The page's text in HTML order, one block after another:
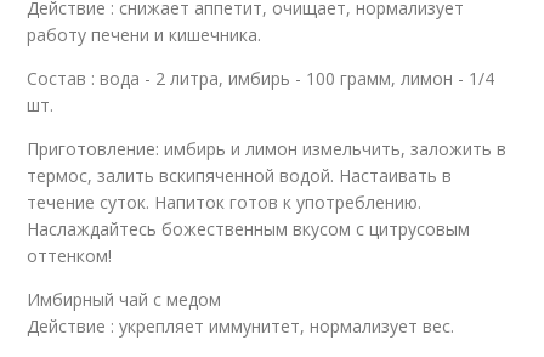
Действие : снижает аппетит, очищает, нормализует
работу печени и кишечника.
Состав : вода - 2 литра, имбирь - 100 грамм, лимон - 1/4
шт.
Приготовление: имбирь и лимон измельчить, заложить в
термос, залить вскипяченной водой. Настаивать в
течение суток. Напиток готов к употреблению.
Наслаждайтесь божественным вкусом с цитрусовым
оттенком!
Имбирный чай с медом
Действие : укрепляет иммунитет, нормализует вес.